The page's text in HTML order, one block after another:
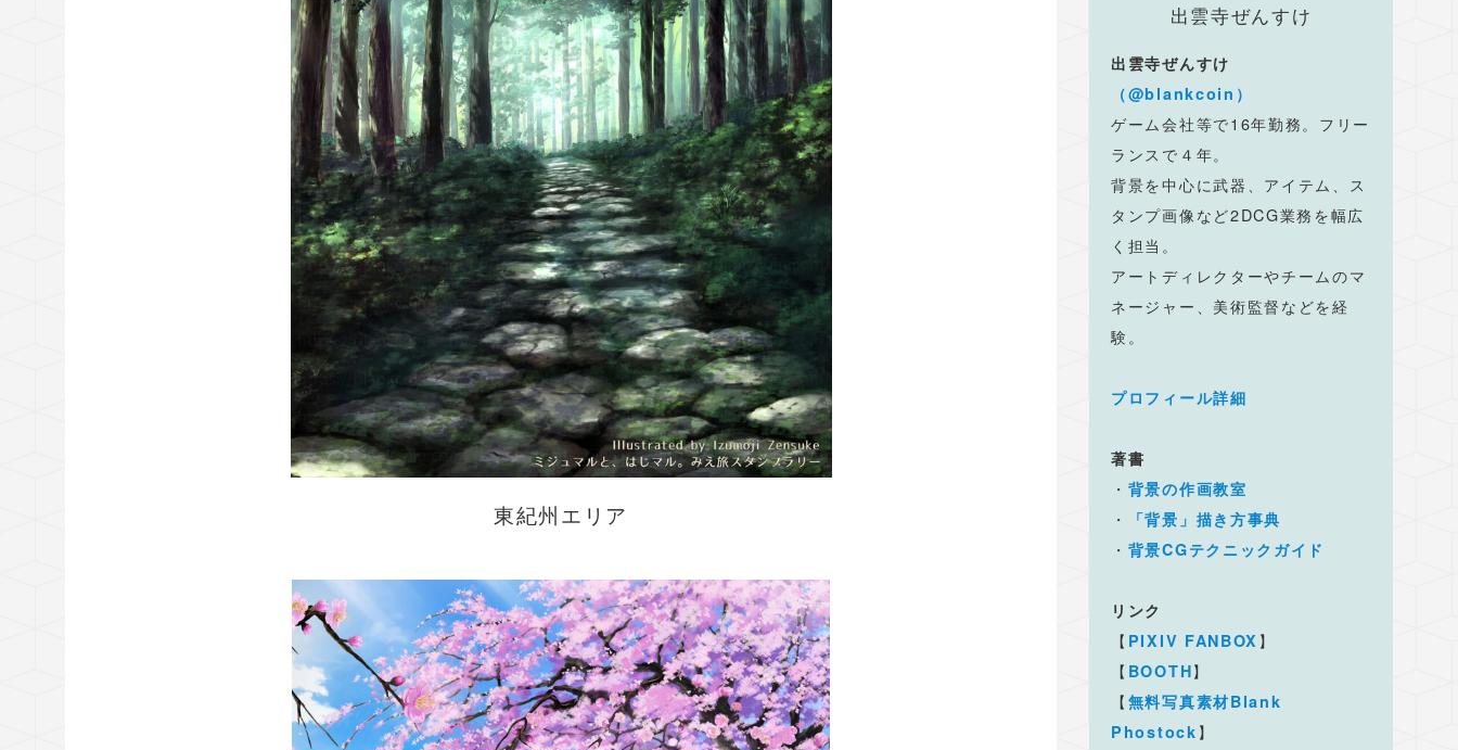
東紀州エリア
出雲寺ぜんすけ
出雲寺ぜんすけ
（@blankcoin）
ゲーム会社等で16年勤務。フリー
ランスで４年。
背景を中心に武器、アイテム、ス
タンプ画像など2DCG業務を幅広
く担当。
アートディレクターやチームのマ
ネージャー、美術監督などを経
験。
プロフィール詳細
著書
・ 背景の作画教室
・ 「背景」描き方事典
・ 背景CGテクニックガイド
リンク
【 PIXIV FANBOX 】
【 BOOTH】
【 無料写真素材Blank
Phostock 】